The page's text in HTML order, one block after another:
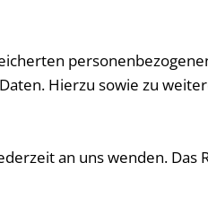
Hierzu sowie zu
an uns wenden. Das